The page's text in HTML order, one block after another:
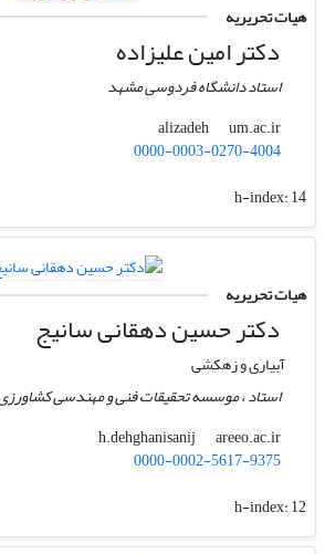
هیات تحریریه
دکتر امین علیزاده
استاد دانشگاه فردوسی مشهد
alizadeh
um.ac.ir
0000-0003-0270-4004
h-index:14
هیات تحریریه
دکتر حسین دهقانی سانیج
آبیاری و زهکشی
استاد ، موسسه تحقیقات فنی و مهندسی
h.dehghanisanij
areeo.ac.ir
0000-0002-5617-9375
h-index:12